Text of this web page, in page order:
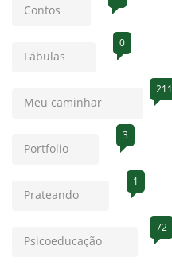
Contos
Fábulas
0
Meu caminhar
211
Portfolio
3
Prateando
1
Psicoeducação
72